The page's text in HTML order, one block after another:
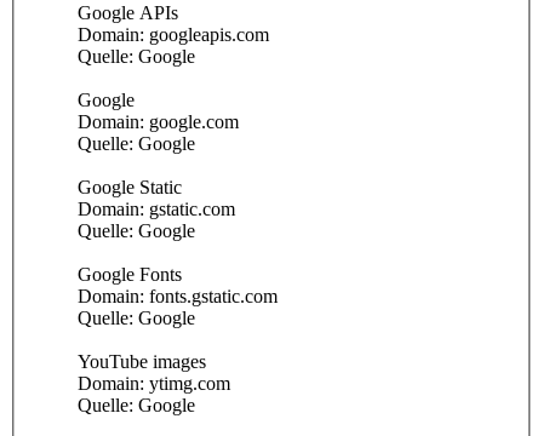
Google APIs
Domain: googleapis.com
Quelle: Google
Google
Domain: google.com
Quelle: Google
Google Static
Domain: gstatic.com
Quelle: Google
Google Fonts
Domain: fonts.gstatic.com
Quelle: Google
YouTube images
Domain: ytimg.com
Quelle: Google